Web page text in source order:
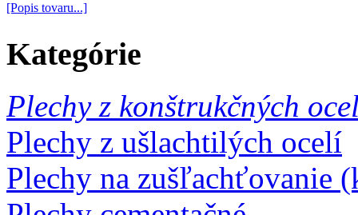
[Popis tovaru...]
Kategórie
Plechy z konštrukčných
Plechy z ušlachtilých ocelí
Plechy na zušľachťovanie